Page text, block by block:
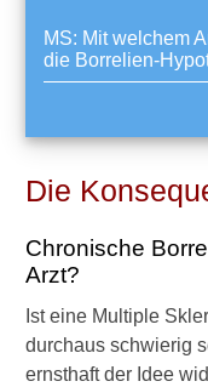
MS: Mit welchem
die Borrelien-
Die
Chronische
Arzt?
Ist eine Multiple
durchaus schwierig
ernsthaft der Idee
MS und Infekte
MS und
MS und
Prognose und
Zwangsläufig
Folgesymptome:
Sehstörungen